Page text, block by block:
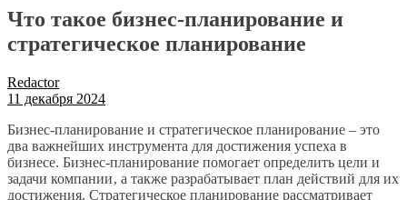
Что такое бизнес-планирование и
стратегическое планирование
Redactor
11 декабря 2024
Бизнес-планирование и стратегическое планирование ‒ это
два важнейших инструмента для достижения успеха в
бизнесе. Бизнес-планирование помогает определить цели и
задачи компании‚ а также разрабатывает план действий для их
достижения. Стратегическое планирование рассматривает